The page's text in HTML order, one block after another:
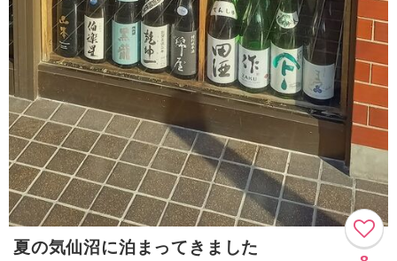
夏の気仙沼に泊まってきました